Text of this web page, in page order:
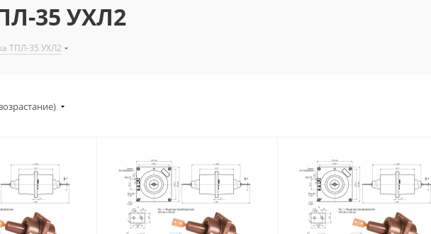
35 УХЛ2
ТПЛ-35 УХЛ2